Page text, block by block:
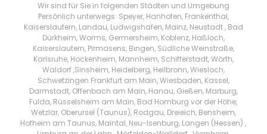
Wir sind für Sie in folgenden Städten und Umgebung
Persönlich unterwegs: Speyer, Hanhofen, Frankenthal,
Kaiserslautern, Landau, Ludwigshafen, Mainz, Neustadt , Bad
Dürkheim, Worms, Germersheim, Koblenz, Haßloch,
Kaiserslautern, Pirmasens, Bingen, Südliche Weinstraße,
Karlsruhe, Hockenheim, Mannheim, Schifferstadt, Wörth,
Waldorf ,Sinsheim, Heidelberg, Heilbronn, Wiesloch,
Schwetzingen Frankfurt am Main, Wiesbaden, Kassel,
Darmstadt, Offenbach am Main, Hanau, Gießen, Marburg,
Fulda, Rüsselsheim am Main, Bad Homburg vor der Höhe,
Wetzlar, Oberursel (Taunus), Rodgau, Dreieich, Bensheim,
Hofheim am Taunus, Maintal, Neu-Isenburg, Langen (Hessen) ,